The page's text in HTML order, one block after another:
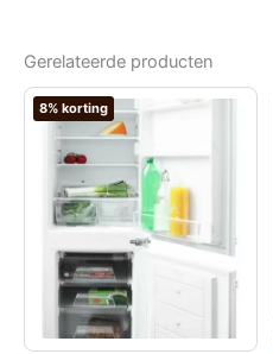
Gerelateerde producten
8% korting